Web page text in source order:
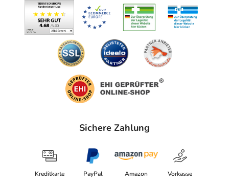
Sichere Zahlung
Kreditkarte PayPal Amazon Vorkasse